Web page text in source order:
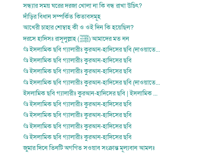
সন্ধ্যার সময় ঘরের দরজা খোলা না কি বন্ধ রাখা উচিৎ?
দাঁড়ির বিধান সম্পর্কিত কিতাবসমূহ
আখেরী চাহার শোম্বাহ কী ও ওই দিন কি হয়েছিল?
দরসে হাদিসঃ রাসূলুল্লাহ (ﷺ) আমাদের মত নন
📂ইসলামিক ছবি গ্যালারীঃ কুরআন-হাদিসের ছবি (দাওয়াতে...
📂ইসলামিক ছবি গ্যালারীঃ কুরআন-হাদিসের ছবি
📂ইসলামিক ছবি গ্যালারীঃ কুরআন-হাদিসের ছবি
📂ইসলামিক ছবি গ্যালারীঃ কুরআন-হাদিসের ছবি (দাওয়াতে...
ইসলামিক ছবি গ্যালারীঃ কুরআন-হাদিসের ছবি | ইসলামিক ...
📂ইসলামিক ছবি গ্যালারীঃ কুরআন-হাদিসের ছবি
📂ইসলামিক ছবি গ্যালারীঃ কুরআন-হাদিসের ছবি
📂ইসলামিক ছবি গ্যালারীঃ কুরআন-হাদিসের ছবি
📂ইসলামিক ছবি গ্যালারীঃ কুরআন-হাদিসের ছবি
জুমার দিনে তিনটি অগণিত সওয়াব সংক্রান্ত মূল্যবান আমলঃ